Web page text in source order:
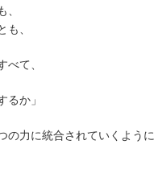
、
も、
べて、
るか」
の力に統合されていくように